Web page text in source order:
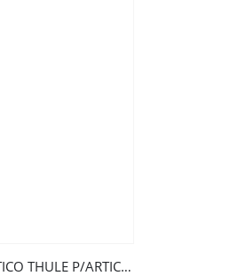
PECA DE PLASTICO THULE P/ARTICULACAO 970 (31063)